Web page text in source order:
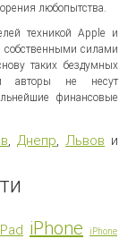
любопытства.
техникой Apple и
собственными силами
таких бездумных
авторы не несут
финансовые
,Днепр,Львов и
iPhone
iPhone